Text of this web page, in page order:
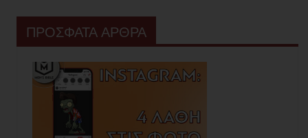
ΠΡΟΣΦΑΤΑ ΑΡΘΡΑ